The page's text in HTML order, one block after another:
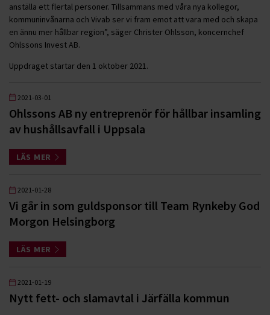
anställa ett flertal personer. Tillsammans med våra nya kollegor,
kommuninvånarna och Vivab ser vi fram emot att vara med och skapa
en ännu mer hållbar region”, säger Christer Ohlsson, koncernchef
Ohlssons Invest AB.
Uppdraget startar den 1 oktober 2021.
2021-03-01
Ohlssons AB ny entreprenör för hållbar insamling
av hushållsavfall i Uppsala
LÄS MER
2021-01-28
Vi går in som guldsponsor till Team Rynkeby God
Morgon Helsingborg
LÄS MER
2021-01-19
Nytt fett- och slamavtal i Järfälla kommun